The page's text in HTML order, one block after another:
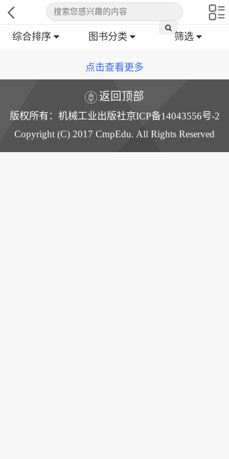
综合排序 图书分类 筛选
点击查看更多
返回顶部
版权所有：机械工业出版社京ICP备14043556号-2
Copyright (C) 2017 CmpEdu. All Rights Reserved